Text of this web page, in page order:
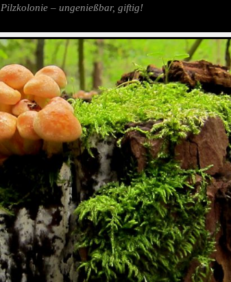
Pilzkolonie – ungenießbar, giftig!